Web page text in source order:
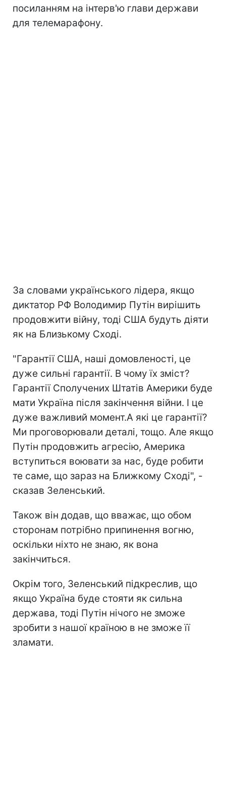
посиланням на інтерв'ю глави держави
для телемарафону.
За словами українського лідера, якщо
диктатор РФ Володимир Путін вирішить
продовжити війну, тоді США будуть діяти
як на Близькому Сході.
"Гарантії США, наші домовленості, це
дуже сильні гарантії. В чому їх зміст?
Гарантії Сполучених Штатів Америки буде
мати Україна після закінчення війни. І це
дуже важливий момент.А які це гарантії?
Ми проговорювали деталі, тощо. Але якщо
Путін продовжить агресію, Америка
вступиться воювати за нас, буде робити
те саме, що зараз на Ближкому Сході", -
сказав Зеленський.
Також він додав, що вважає, що обом
сторонам потрібно припинення вогню,
оскільки ніхто не знаю, як вона
закінчиться.
Окрім того, Зеленський підкреслив, що
якщо Україна буде стояти як сильна
держава, тоді Путін нічого не зможе
зробити з нашої країною в не зможе її
зламати.